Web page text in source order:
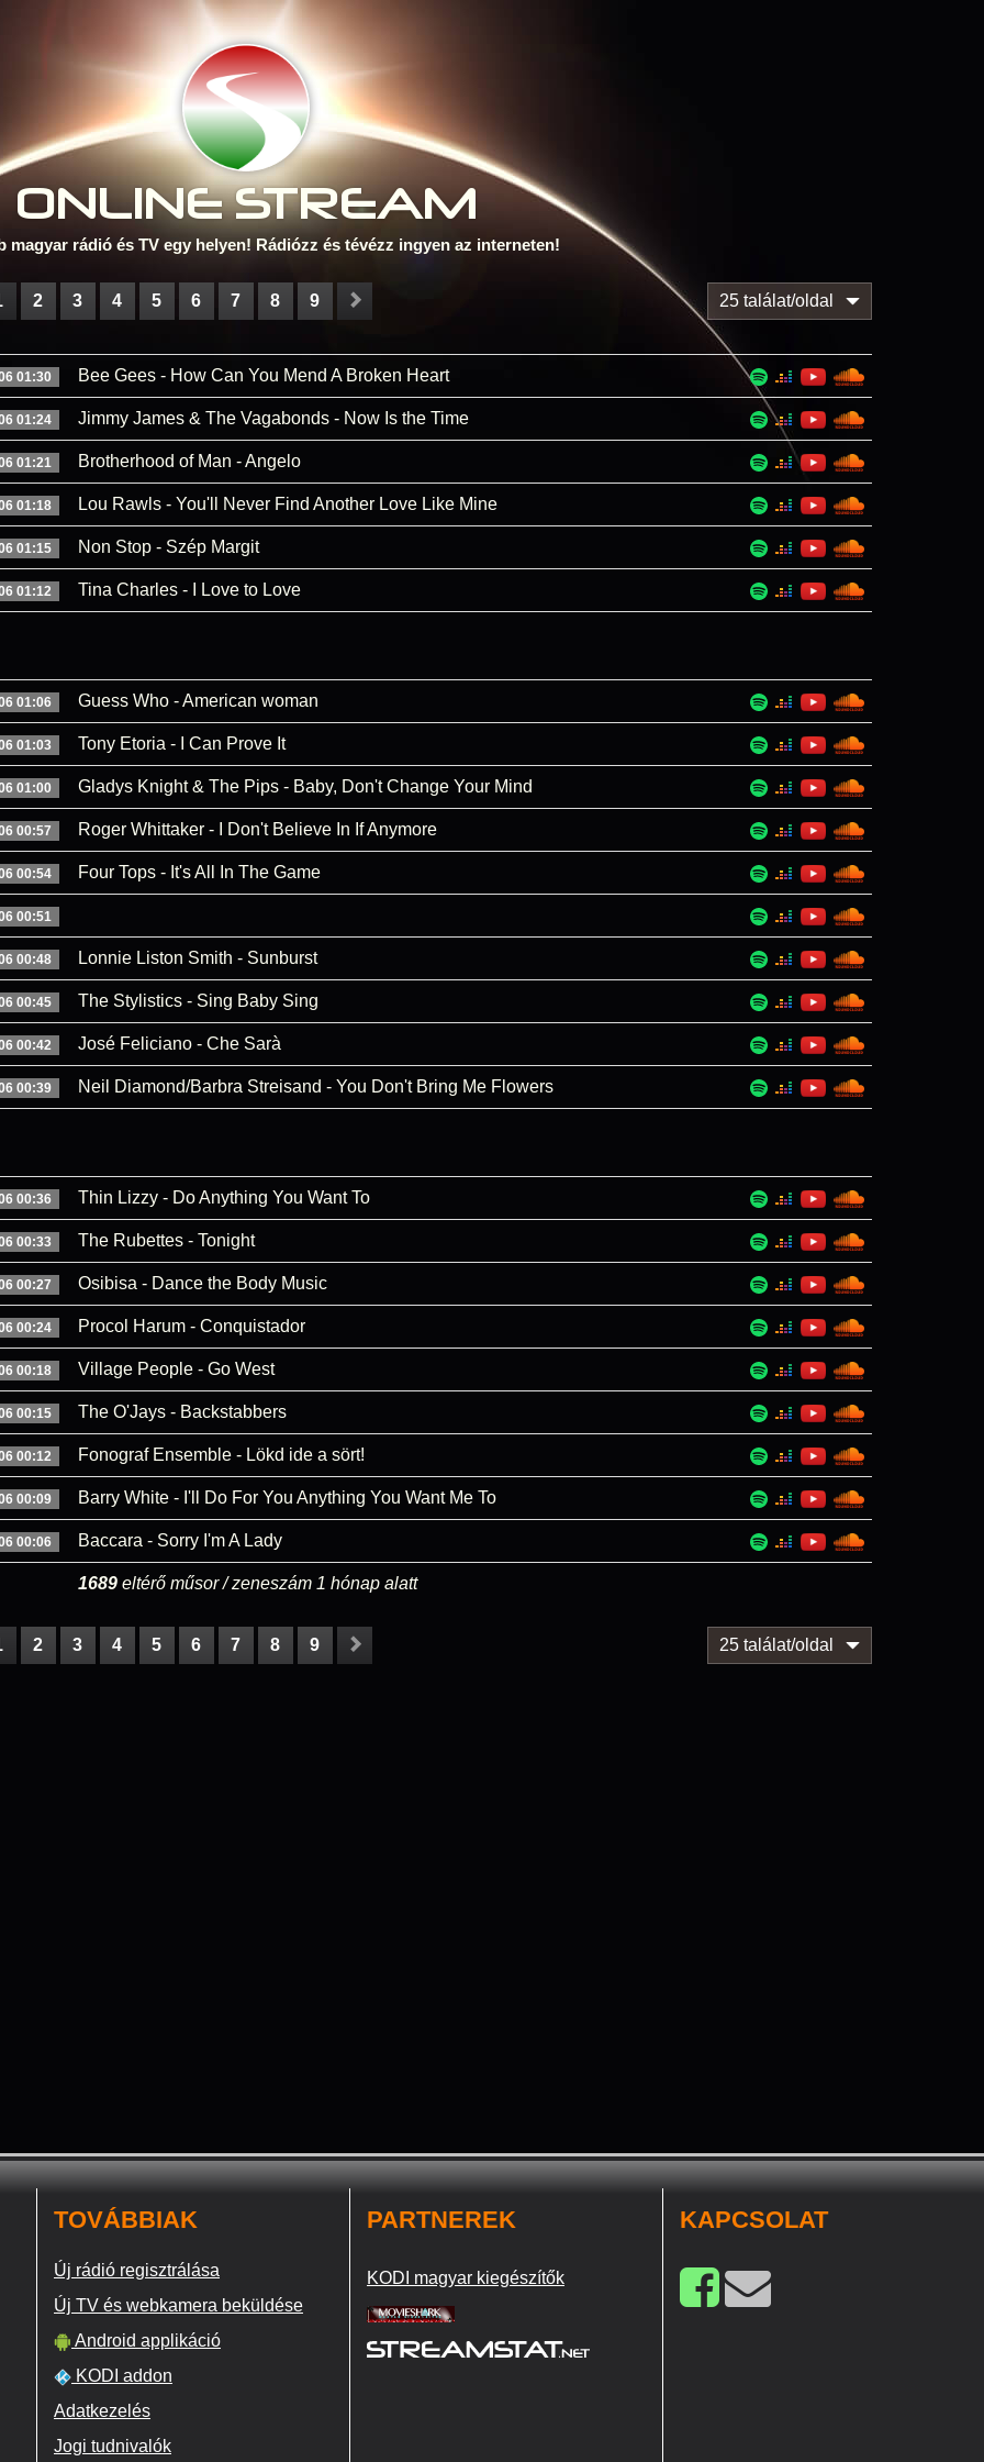
ONLINE STREAM
magyar rádió és TV egy helyen! Rádiózz és tévézz ingyen az interneten!
2 3 4 5 6 7 8 9 25 találat/oldal
01:30 Bee Gees - How Can You Mend A Broken Heart
01:24 Jimmy James & The Vagabonds - Now Is the Time
01:21 Brotherhood of Man - Angelo
01:18 Lou Rawls - You'll Never Find Another Love Like Mine
01:15 Non Stop - Szép Margit
01:12 Tina Charles - I Love to Love
01:06 Guess Who - American woman
01:03 Tony Etoria - I Can Prove It
01:00 Gladys Knight & The Pips - Baby, Don't Change Your Mind
00:57 Roger Whittaker - I Don't Believe In If Anymore
00:54 Four Tops - It's All In The Game
00:51
00:48 Lonnie Liston Smith - Sunburst
00:45 The Stylistics - Sing Baby Sing
00:42 José Feliciano - Che Sarà
00:39 Neil Diamond/Barbra Streisand - You Don't Bring Me Flowers
00:36 Thin Lizzy - Do Anything You Want To
00:33 The Rubettes - Tonight
00:27 Osibisa - Dance the Body Music
00:24 Procol Harum - Conquistador
00:18 Village People - Go West
00:15 The O'Jays - Backstabbers
00:12 Fonograf Ensemble - Lökd ide a sört!
00:09 Barry White - I'll Do For You Anything You Want Me To
00:06 Baccara - Sorry I'm A Lady
1689eltérő műsor / zeneszám 1 hónap alatt
2 3 4 5 6 7 8 9 25 találat/oldal
TOVÁBBIAK
Új rádió regisztrálása
Új TV és webkamera beküldése
Android applikáció
KODI addon
Adatkezelés
Jogi tudnivalók
PARTNEREK
KODI magyar kiegészítők
KAPCSOLAT